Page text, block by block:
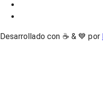
Desarrollado con ☕ & 💙 por